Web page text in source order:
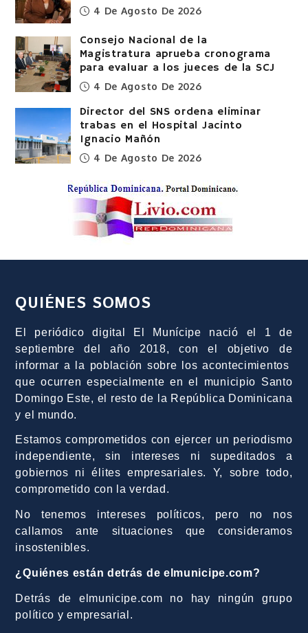
4 De Agosto De 2026
Consejo Nacional de la
Magistratura aprueba cronograma
para evaluar a los jueces de la SCJ
4 De Agosto De 2026
Director del SNS ordena eliminar
trabas en el Hospital Jacinto
Ignacio Mañón
4 De Agosto De 2026
QUIÉNES SOMOS
El periódico digital El Munícipe nació el 1 de
septiembre del año 2018, con el objetivo de
informar a la población sobre los acontecimientos
que ocurren especialmente en el municipio Santo
Domingo Este, el resto de la República Dominicana
y el mundo.
Estamos comprometidos con ejercer un periodismo
independiente, sin intereses ni supeditados a
gobiernos ni élites empresariales. Y, sobre todo,
comprometido con la verdad.
No tenemos intereses políticos, pero no nos
callamos ante situaciones que consideramos
insostenibles.
¿Quiénes están detrás de elmunicipe.com?
Detrás de elmunicipe.com no hay ningún grupo
político y empresarial.